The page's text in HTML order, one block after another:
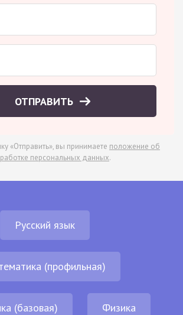
ОТПРАВИТЬ
«Отправить», вы принимаете положение об
персональных данных.
Русский язык
(профильная)
(базовая) Физика